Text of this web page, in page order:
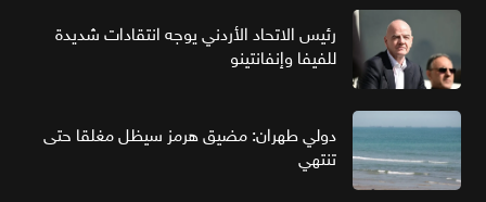
رئيس الاتحاد الأردني يوجه انتقادات شديدة
للفيفا وإنفانتينو
دولي طهران: مضيق هرمز سيظل مغلقا حتى
تنتهي